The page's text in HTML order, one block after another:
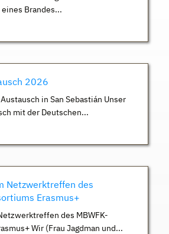
Brandes...
2026
in San Sebastián Unser
mit der Deutschen...
Netzwerktreffen des
Erasmus+
des MBWFK-
Wir (Frau Jagdman und...